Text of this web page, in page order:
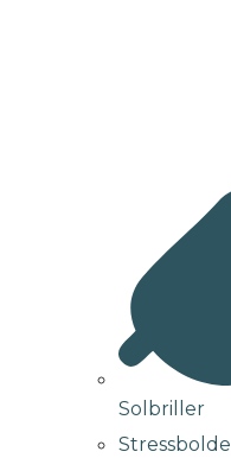
Solbriller
Stressbolde